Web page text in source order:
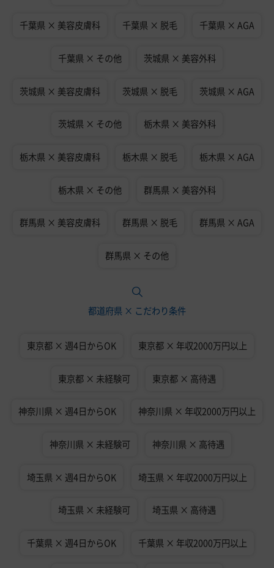
千葉県 × 美容皮膚科 千葉県 × 脱毛 千葉県 × AGA
千葉県 × その他 茨城県 × 美容外科
茨城県 × 美容皮膚科 茨城県 × 脱毛 茨城県 × AGA
茨城県 × その他 栃木県 × 美容外科
栃木県 × 美容皮膚科 栃木県 × 脱毛 栃木県 × AGA
栃木県 × その他 群馬県 × 美容外科
群馬県 × 美容皮膚科 群馬県 × 脱毛 群馬県 × AGA
群馬県 × その他
都道府県 × こだわり条件
東京都 × 週4日からOK 東京都 × 年収2000万円以上
東京都 × 未経験可 東京都 × 高待遇
神奈川県 × 週4日からOK 神奈川県 × 年収2000万円以上
神奈川県 × 未経験可 神奈川県 × 高待遇
埼玉県 × 週4日からOK 埼玉県 × 年収2000万円以上
埼玉県 × 未経験可 埼玉県 × 高待遇
千葉県 × 週4日からOK 千葉県 × 年収2000万円以上